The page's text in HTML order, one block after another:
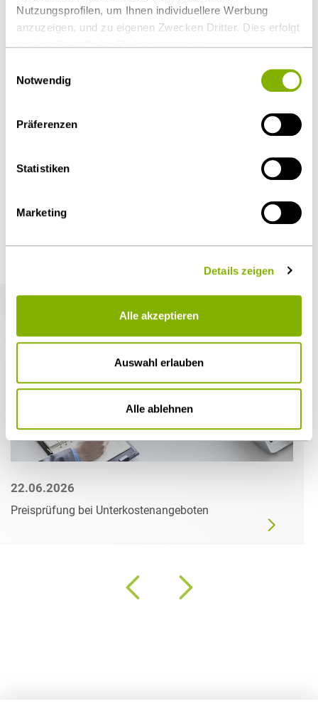
Nutzungsprofilen, um Ihnen individuellere Werbung
anzuzeigen, und zu eigenen Zwecken Dritter. Dies erfolgt
auch außerhalb der EU bei geringerem
Regelungen das Risiko des staatlichen Zugriffs &
auszuschließen ist. Sie können Ihre Einwilligung jederzeit
über dieCookie-Einstellungen
widerrufen oder ändern.
Notwendig
Präferenzen
Statistiken
Marketing
Details zeigen
Alle akzeptieren
Auswahl erlauben
Alle ablehnen
Als PDF herunterladen
22.06.2026
Preisprüfung bei Unterkostenangeboten